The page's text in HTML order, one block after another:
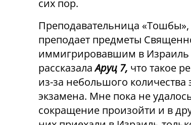
сих пор.
Преподавательница «Тошбы»,
преподает предметы
иммигрировавшим в Израиль
рассказалаАруц 7, что такое
из-за небольшого
экзамена. Мне пока не
сокращение произойти и в